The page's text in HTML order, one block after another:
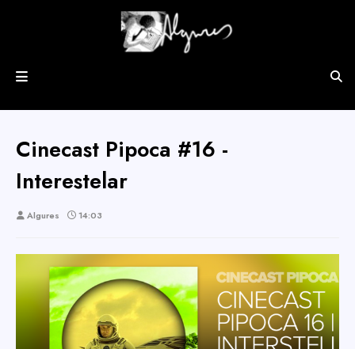
Cinecast Pipoca #16 -
Interestelar
Algures 14:03